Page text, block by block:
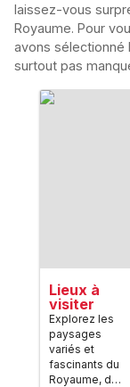
laissez-vous
Royaume. Pour
avons sélectionné
surtout pas
Lieux à
visiter
Explorez les
paysages
variés et
fascinants du
Royaume, des